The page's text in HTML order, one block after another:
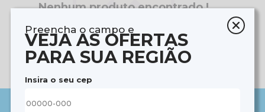
Preencha o campo e
VEJA AS OFERTAS
PARA SUA REGIÃO
Insira o seu cep
Nenhum produto encontrado !
Resultado: 0 produtos encontrados em 0 páginas
Fale Conosco